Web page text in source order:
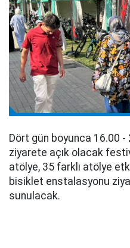
Dört gün boyunca 16.00
ziyarete açık olacak
atölye, 35 farklı atölye
bisiklet enstalasyonu
sunulacak.